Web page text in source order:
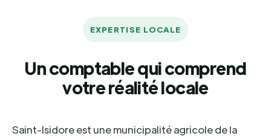
EXPERTISE LOCALE
Un comptable qui comprend
votre réalité locale
Saint-Isidore est une municipalité agricole de la